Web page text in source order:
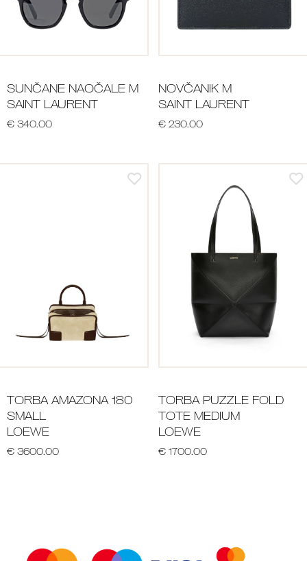
SUNČANE NAOČALE M
SAINT LAURENT
€ 340.00
NOVČANIK M
SAINT LAURENT
€ 230.00
TORBA AMAZONA 180
SMALL
LOEWE
€ 3600.00
TORBA PUZZLE FOLD
TOTE MEDIUM
LOEWE
€ 1700.00